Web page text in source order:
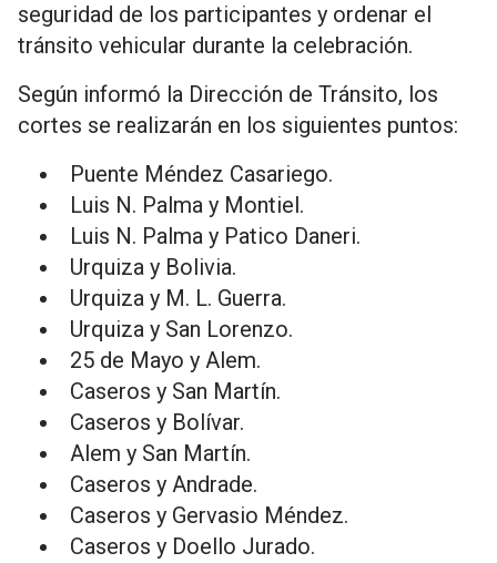
seguridad de los participantes y ordenar el
tránsito vehicular durante la celebración.
Según informó la Dirección de Tránsito, los
cortes se realizarán en los siguientes puntos:
Puente Méndez Casariego.
Luis N. Palma y Montiel.
Luis N. Palma y Patico Daneri.
Urquiza y Bolivia.
Urquiza y M. L. Guerra.
Urquiza y San Lorenzo.
25 de Mayo y Alem.
Caseros y San Martín.
Caseros y Bolívar.
Alem y San Martín.
Caseros y Andrade.
Caseros y Gervasio Méndez.
Caseros y Doello Jurado.